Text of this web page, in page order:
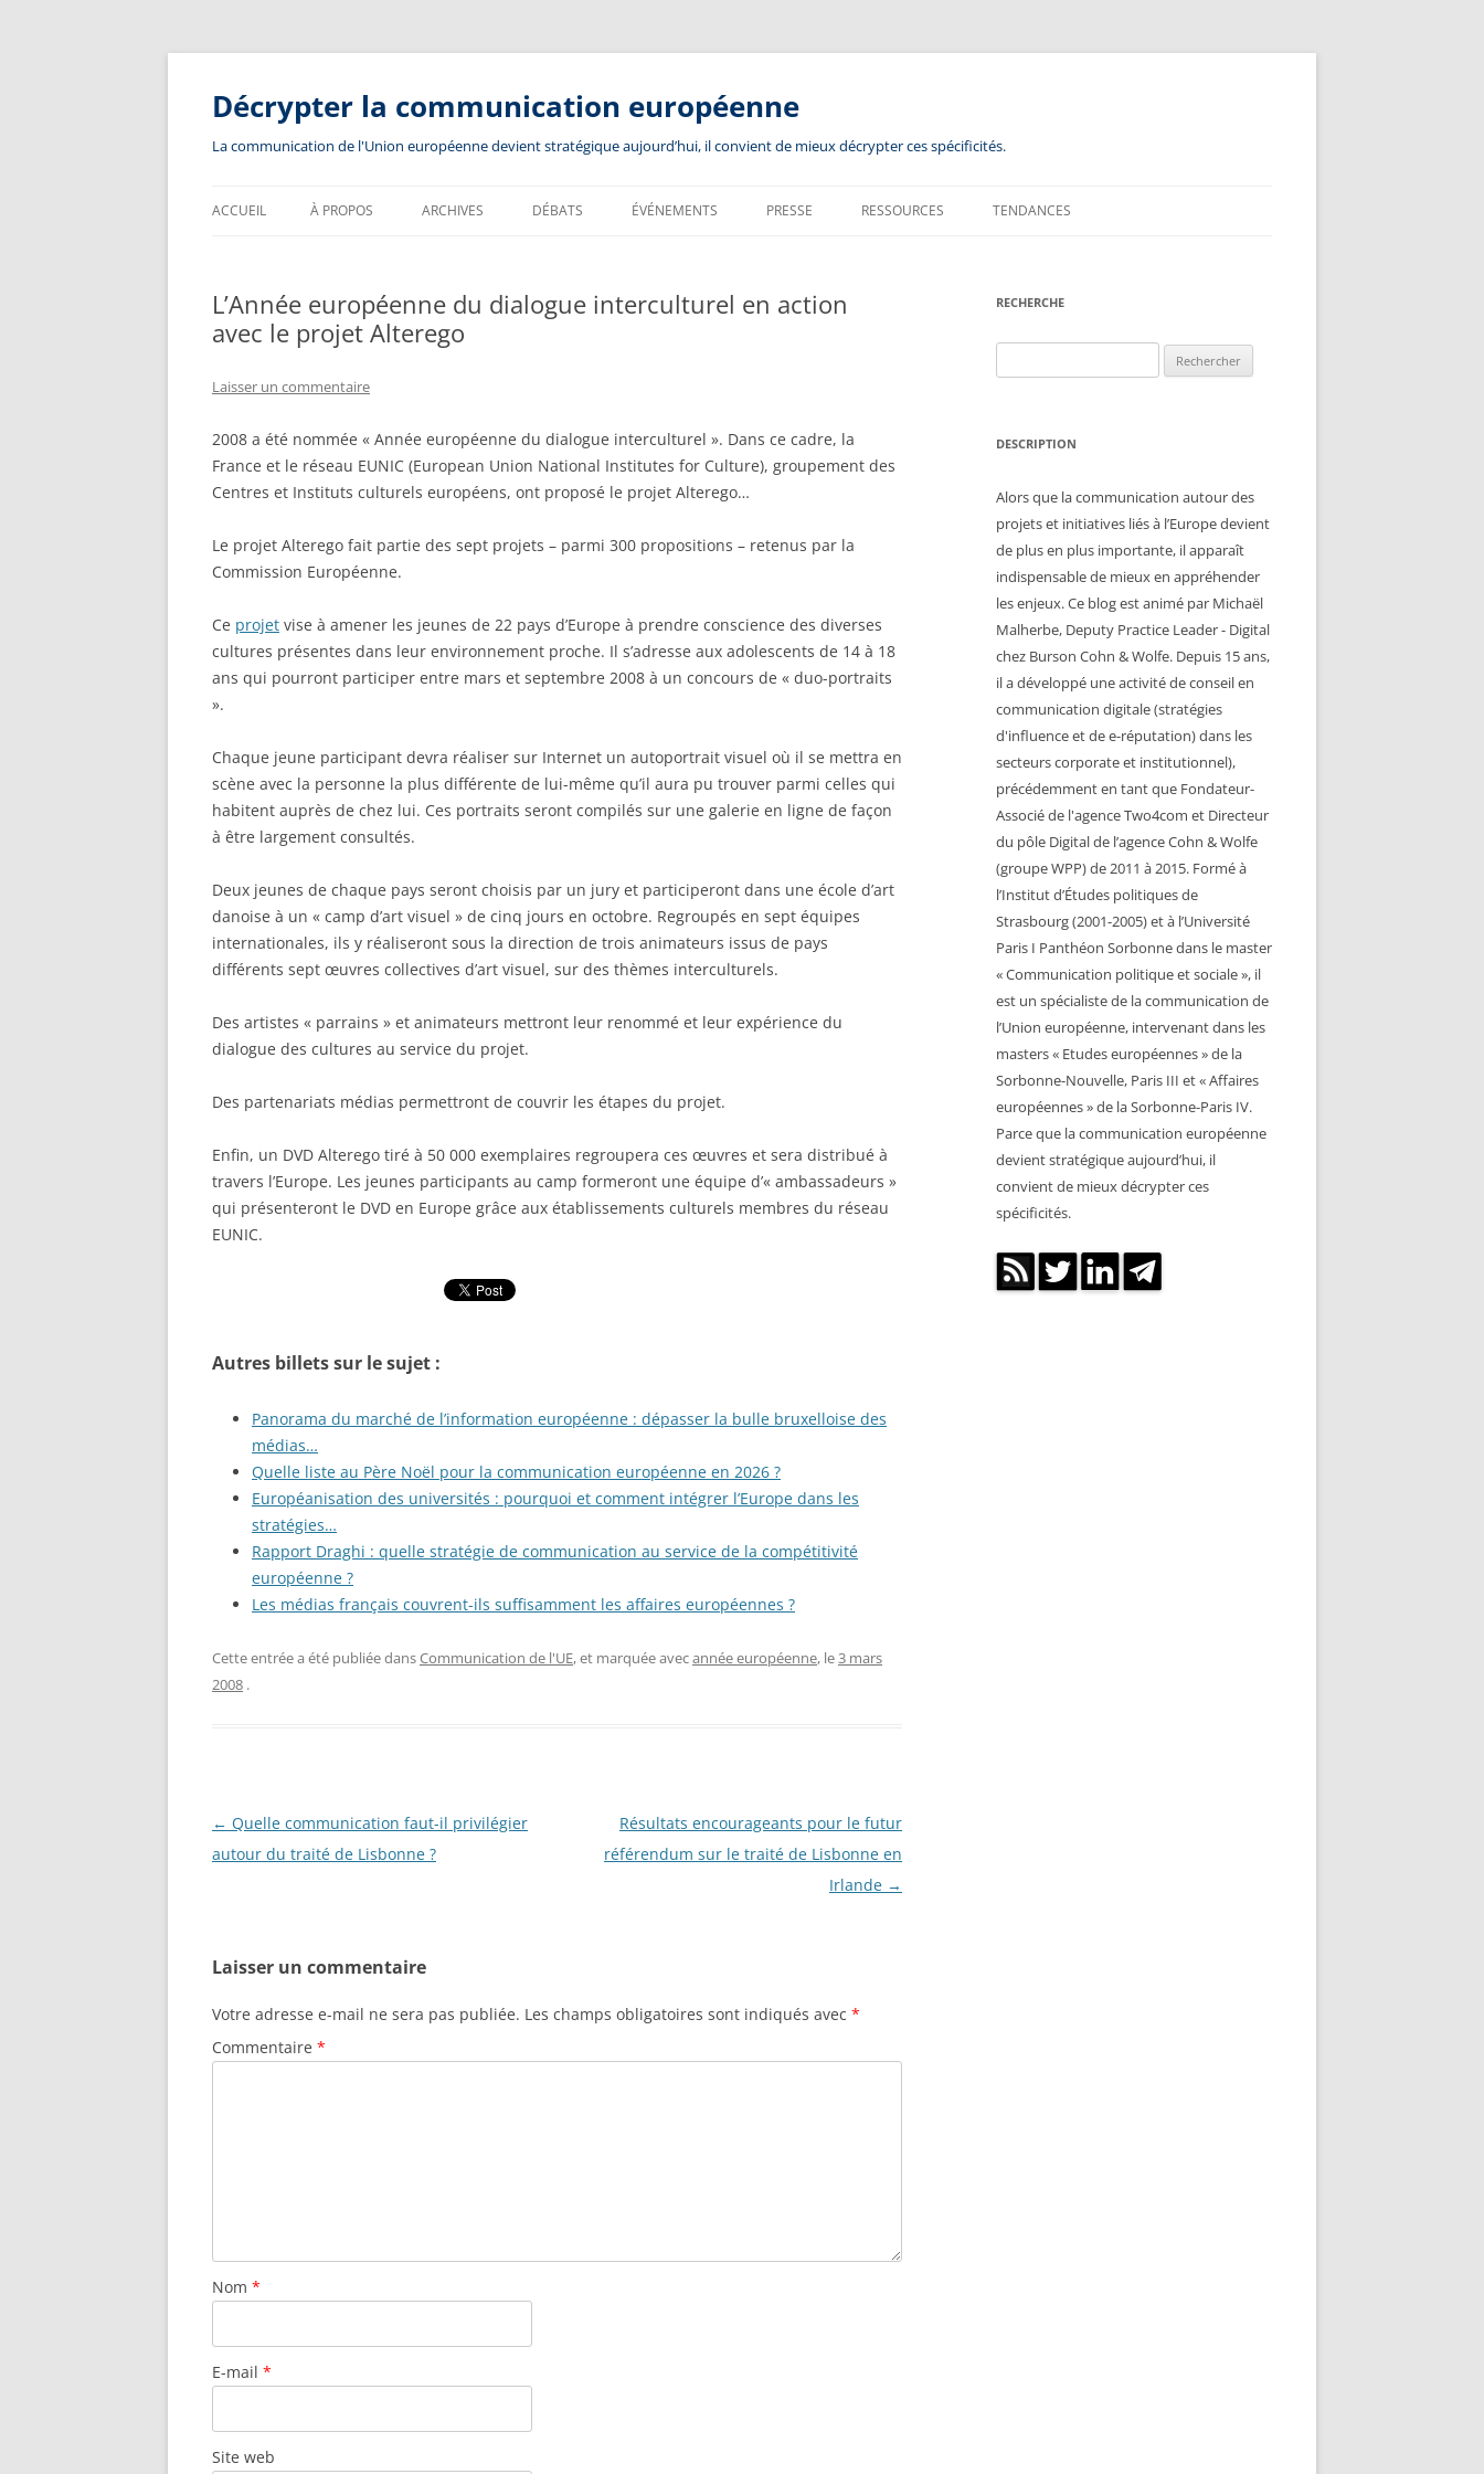
Aller
contenu
Décrypter la communication européenne
La communication de l'Union européenne devient stratégique aujourd’hui, il convient de mieux décrypter ces spécificités.
ACCUEIL À PROPOS ARCHIVES DÉBATS ÉVÉNEMENTS PRESSE RESSOURCES TENDANCES
L’Année européenne du dialogue interculturel en action
avec le projet Alterego
Laisser un commentaire
2008 a été nommée « Année européenne du dialogue interculturel ». Dans ce cadre, la
France et le réseau EUNIC (European Union National Institutes for Culture), groupement des
Centres et Instituts culturels européens, ont proposé le projet Alterego…
Le projet Alterego fait partie des sept projets – parmi 300 propositions – retenus par la
Commission Européenne.
Ce projet vise à amener les jeunes de 22 pays d’Europe à prendre conscience des diverses
cultures présentes dans leur environnement proche. Il s’adresse aux adolescents de 14 à 18
ans qui pourront participer entre mars et septembre 2008 à un concours de « duo-portraits
».
Chaque jeune participant devra réaliser sur Internet un autoportrait visuel où il se mettra en
scène avec la personne la plus différente de lui-même qu’il aura pu trouver parmi celles qui
habitent auprès de chez lui. Ces portraits seront compilés sur une galerie en ligne de façon
à être largement consultés.
Deux jeunes de chaque pays seront choisis par un jury et participeront dans une école d’art
danoise à un « camp d’art visuel » de cinq jours en octobre. Regroupés en sept équipes
internationales, ils y réaliseront sous la direction de trois animateurs issus de pays
différents sept œuvres collectives d’art visuel, sur des thèmes interculturels.
Des artistes « parrains » et animateurs mettront leur renommé et leur expérience du
dialogue des cultures au service du projet.
Des partenariats médias permettront de couvrir les étapes du projet.
Enfin, un DVD Alterego tiré à 50 000 exemplaires regroupera ces œuvres et sera distribué à
travers l’Europe. Les jeunes participants au camp formeront une équipe d’« ambassadeurs »
qui présenteront le DVD en Europe grâce aux établissements culturels membres du réseau
EUNIC.
Autres billets sur le sujet :
Panorama du marché de l’information européenne : dépasser la bulle bruxelloise des
médias…
Quelle liste au Père Noël pour la communication européenne en 2026 ?
Européanisation des universités : pourquoi et comment intégrer l’Europe dans les
stratégies…
Rapport Draghi : quelle stratégie de communication au service de la compétitivité
européenne ?
Les médias français couvrent-ils suffisamment les affaires européennes ?
Cette entrée a été publiée dansCommunication de l'UE, et marquée avecannée européenne, le3 mars
2008 .
Navigation
des
← Quelle communication faut-il privilégier
autour du traité de Lisbonne ?
Résultats encourageants pour le futur
référendum sur le traité de Lisbonne en
Irlande →
Laisser un commentaire
Votre adresse e-mail ne sera pas publiée. Les champs obligatoires sont indiqués avec *
Commentaire *
Nom *
E-mail *
Site web
RECHERCHE
DESCRIPTION
Alors que la communication autour des
projets et initiatives liés à l’Europe devient
de plus en plus importante, il apparaît
indispensable de mieux en appréhender
les enjeux. Ce blog est animé par Michaël
Malherbe, Deputy Practice Leader - Digital
chez Burson Cohn & Wolfe. Depuis 15 ans,
il a développé une activité de conseil en
communication digitale (stratégies
d'influence et de e-réputation) dans les
secteurs corporate et institutionnel),
précédemment en tant que Fondateur-
Associé de l'agence Two4com et Directeur
du pôle Digital de l’agence Cohn & Wolfe
(groupe WPP) de 2011 à 2015. Formé à
l’Institut d’Études politiques de
Strasbourg (2001-2005) et à l’Université
Paris I Panthéon Sorbonne dans le master
« Communication politique et sociale », il
est un spécialiste de la communication de
l’Union européenne, intervenant dans les
masters « Etudes européennes » de la
Sorbonne-Nouvelle, Paris III et « Affaires
européennes » de la Sorbonne-Paris IV.
Parce que la communication européenne
devient stratégique aujourd’hui, il
convient de mieux décrypter ces
spécificités.